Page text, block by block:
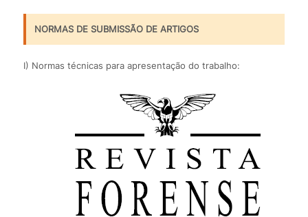
NORMAS DE SUBMISSÃO DE ARTIGOS
I) Normas técnicas para apresentação do trabalho: